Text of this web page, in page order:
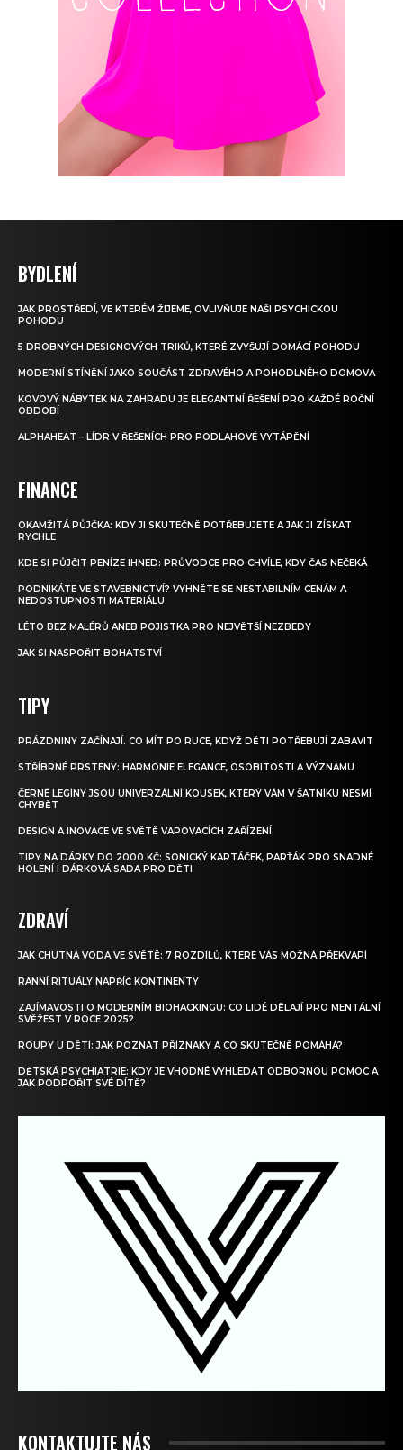
BYDLENÍ
JAK PROSTŘEDÍ, VE KTERÉM ŽIJEME, OVLIVŇUJE NAŠI PSYCHICKOU
POHODU
5 DROBNÝCH DESIGNOVÝCH TRIKŮ, KTERÉ ZVYŠUJÍ DOMÁCÍ POHODU
MODERNÍ STÍNĚNÍ JAKO SOUČÁST ZDRAVÉHO A POHODLNÉHO DOMOVA
KOVOVÝ NÁBYTEK NA ZAHRADU JE ELEGANTNÍ ŘEŠENÍ PRO KAŽDÉ ROČNÍ
OBDOBÍ
ALPHAHEAT – LÍDR V ŘEŠENÍCH PRO PODLAHOVÉ VYTÁPĚNÍ
FINANCE
OKAMŽITÁ PŮJČKA: KDY JI SKUTEČNĚ POTŘEBUJETE A JAK JI ZÍSKAT
RYCHLE
KDE SI PŮJČIT PENÍZE IHNED: PRŮVODCE PRO CHVÍLE, KDY ČAS NEČEKÁ
PODNIKÁTE VE STAVEBNICTVÍ? VYHNĚTE SE NESTABILNÍM CENÁM A
NEDOSTUPNOSTI MATERIÁLU
LÉTO BEZ MALÉRŮ ANEB POJISTKA PRO NEJVĚTŠÍ NEZBEDY
JAK SI NASPOŘIT BOHATSTVÍ
TIPY
PRÁZDNINY ZAČÍNAJÍ. CO MÍT PO RUCE, KDYŽ DĚTI POTŘEBUJÍ ZABAVIT
STŘÍBRNÉ PRSTENY: HARMONIE ELEGANCE, OSOBITOSTI A VÝZNAMU
ČERNÉ LEGÍNY JSOU UNIVERZÁLNÍ KOUSEK, KTERÝ VÁM V ŠATNÍKU NESMÍ
CHYBĚT
DESIGN A INOVACE VE SVĚTĚ VAPOVACÍCH ZAŘÍZENÍ
TIPY NA DÁRKY DO 2000 KČ: SONICKÝ KARTÁČEK, PARŤÁK PRO SNADNÉ
HOLENÍ I DÁRKOVÁ SADA PRO DĚTI
ZDRAVÍ
JAK CHUTNÁ VODA VE SVĚTĚ: 7 ROZDÍLŮ, KTERÉ VÁS MOŽNÁ PŘEKVAPÍ
RANNÍ RITUÁLY NAPŘÍČ KONTINENTY
ZAJÍMAVOSTI O MODERNÍM BIOHACKINGU: CO LIDÉ DĚLAJÍ PRO MENTÁLNÍ
SVĚŽEST V ROCE 2025?
ROUPY U DĚTÍ: JAK POZNAT PŘÍZNAKY A CO SKUTEČNĚ POMÁHÁ?
DĚTSKÁ PSYCHIATRIE: KDY JE VHODNÉ VYHLEDAT ODBORNOU POMOC A
JAK PODPOŘIT SVÉ DÍTĚ?
KONTAKTUJTE NÁS